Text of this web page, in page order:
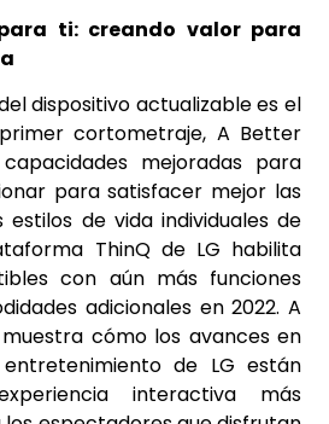
ti: creando valor para
dispositivo actualizable es el
cortometraje, A Better
mejoradas para
para satisfacer mejor las
estilos de vida individuales de
ThinQ de LG habilita
con aún más funciones
adicionales en 2022. A
cómo los avances en
de LG están
interactiva más